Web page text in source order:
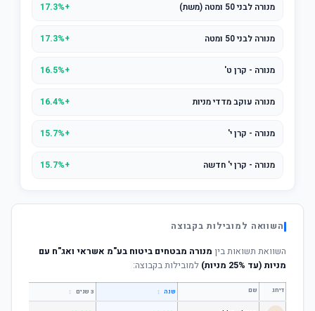
מנורה לבני 50 ומטה (משת) +17.3%
מנורה לבני 50 ומטה +17.3%
מנורה - קרן ט' +16.5%
מנורה עוקב מדדי מניות +16.4%
מנורה - קרן י' +15.7%
מנורה - קרן י' חדשה +15.7%
השוואה למובילות בקבוצה
השוואת תשואות בין מנורה מבטחים ביטוח בע"מ אשראי ואג"ח עם
מניות (עד 25% מניות)
למובילות בקבוצה:
דירוג שם שנה ↕ 3 שנים ↕